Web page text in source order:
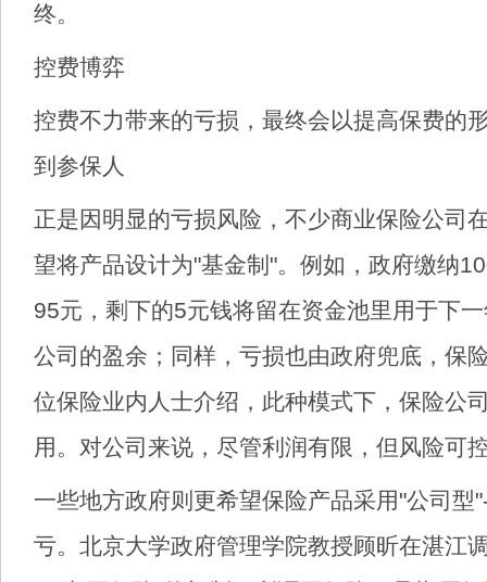
终。
控费博弈
控费不力带来的亏损，最终会以提高保费的
到参保人
正是因明显的亏损风险，不少商业保险公司
望将产品设计为"基金制"。例如，政府缴纳
95元，剩下的5元钱将留在资金池里用于下
公司的盈余；同样，亏损也由政府兜底，保
位保险业内人士介绍，此种模式下，保险公
用。对公司来说，尽管利润有限，但风险可
一些地方政府则更希望保险产品采用"公司型
亏。北京大学政府管理学院教授顾昕在湛江